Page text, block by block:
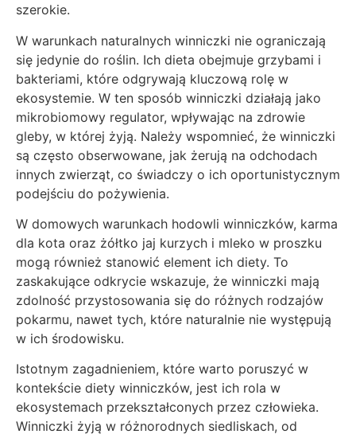
szerokie.
W warunkach naturalnych winniczki nie ograniczają
się jedynie do roślin. Ich dieta obejmuje grzybami i
bakteriami, które odgrywają kluczową rolę w
ekosystemie. W ten sposób winniczki działają jako
mikrobiomowy regulator, wpływając na zdrowie
gleby, w której żyją. Należy wspomnieć, że winniczki
są często obserwowane, jak żerują na odchodach
innych zwierząt, co świadczy o ich oportunistycznym
podejściu do pożywienia.
W domowych warunkach hodowli winniczków, karma
dla kota oraz żółtko jaj kurzych i mleko w proszku
mogą również stanowić element ich diety. To
zaskakujące odkrycie wskazuje, że winniczki mają
zdolność przystosowania się do różnych rodzajów
pokarmu, nawet tych, które naturalnie nie występują
w ich środowisku.
Istotnym zagadnieniem, które warto poruszyć w
kontekście diety winniczków, jest ich rola w
ekosystemach przekształconych przez człowieka.
Winniczki żyją w różnorodnych siedliskach, od